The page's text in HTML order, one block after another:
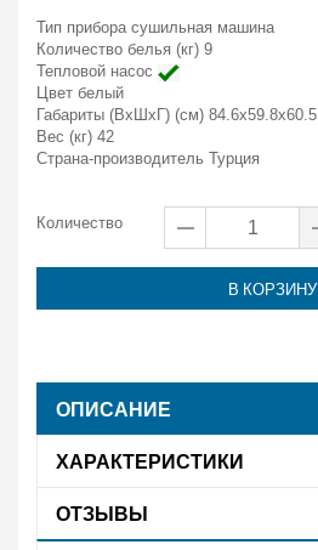
Тип прибора сушильная машина
Количество белья (кг) 9
Тепловой насос
Цвет белый
Габариты (ВxШxГ) (см) 84.6x59.8x60.5
Вес (кг) 42
Страна-производитель Турция
Количество
В КОРЗИНУ
ОПИСАНИЕ
ХАРАКТЕРИСТИКИ
ОТЗЫВЫ